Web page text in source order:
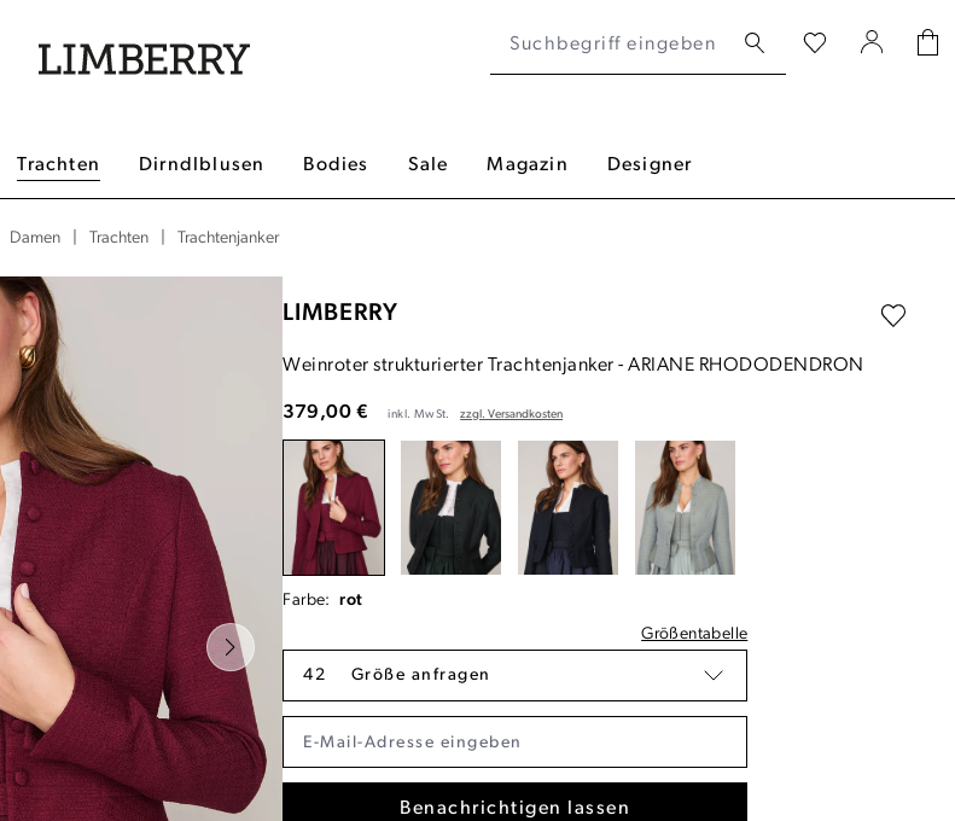
Trachten Dirndlblusen Bodies Sale Magazin Designer
Damen Trachten Trachtenjanker
LIMBERRY
Weinroter strukturierter Trachtenjanker -ARIANE RHODODENDRON
379,00 € inkl. MwSt. zzgl. Versandkosten
Farbe:
rot
Größentabelle
42 Größe anfragen
Benachrichtigen lassen